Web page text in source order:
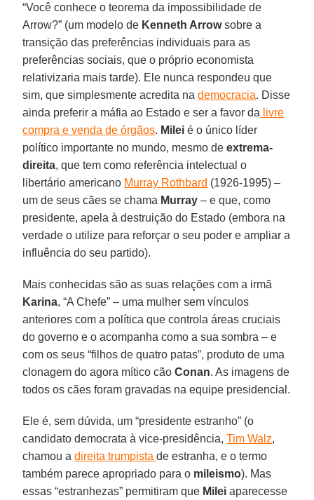
“Você conhece o teorema da impossibilidade de
Arrow?” (um modelo de Kenneth Arrowsobre a
transição das preferências individuais para as
preferências sociais, que o próprio economista
relativizaria mais tarde). Ele nunca respondeu que
sim, que simplesmente acredita nademocracia. Disse
ainda preferir a máfia ao Estado e ser a favor da livre
compra e venda de órgãos. Milei é o único líder
político importante no mundo, mesmo deextrema-
direita, que tem como referência intelectual o
libertário americano Murray Rothbard (1926-1995) –
um de seus cães se chama Murray – e que, como
presidente, apela à destruição do Estado (embora na
verdade o utilize para reforçar o seu poder e ampliar a
influência do seu partido).
Mais conhecidas são as suas relações com a irmã
Karina, “A Chefe” – uma mulher sem vínculos
anteriores com a política que controla áreas cruciais
do governo e o acompanha como a sua sombra – e
com os seus “filhos de quatro patas”, produto de uma
clonagem do agora mítico cãoConan. As imagens de
todos os cães foram gravadas na equipe presidencial.
Ele é, sem dúvida, um “presidente estranho” (o
candidato democrata à vice-presidência,Tim Walz,
chamou adireita trumpistade estranha, e o termo
também parece apropriado para o mileismo). Mas
essas “estranhezas” permitiram que Milei aparecesse